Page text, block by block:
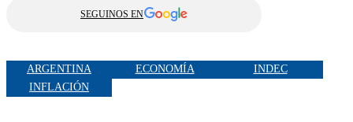
SEGUINOS EN
ARGENTINA ECONOMÍA
INDEC
INFLACIÓN